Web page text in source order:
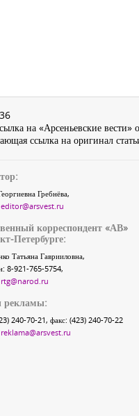
на «Арсеньевские вести»
ссылка на оригинал
Гребнёва,
editor@arsvest.ru
корреспондент «АВ»
Петербурге:
Татьяна Гаврииловна,
8-921-765-5754,
rtg@narod.ru
рекламы:
240-70-21, факс: (423) 240-70-22
reklama@arsvest.ru